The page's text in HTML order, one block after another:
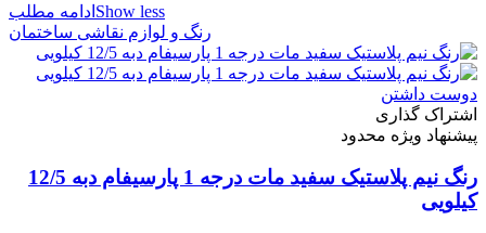
ادامه مطلب Show less
رنگ و لوازم نقاشی ساختمان
دوست داشتن
اشتراک گذاری
پیشنهاد ویژه محدود
رنگ نیم پلاستیک سفید مات درجه 1 پارسیفام دبه 12/5
کیلویی